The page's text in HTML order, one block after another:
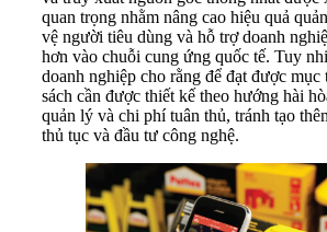
quan trọng nhằm nâng cao hiệu quả
vệ người tiêu dùng và hỗ trợ doanh
hơn vào chuỗi cung ứng quốc tế. Tuy
doanh nghiệp cho rằng để đạt được mục
sách cần được thiết kế theo hướng hài
quản lý và chi phí tuân thủ, tránh tạo
thủ tục và đầu tư công nghệ.